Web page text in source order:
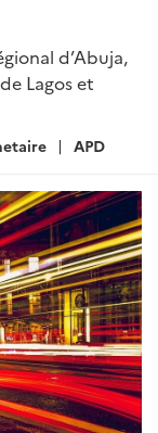
d’Abuja,
Lagos et
APD